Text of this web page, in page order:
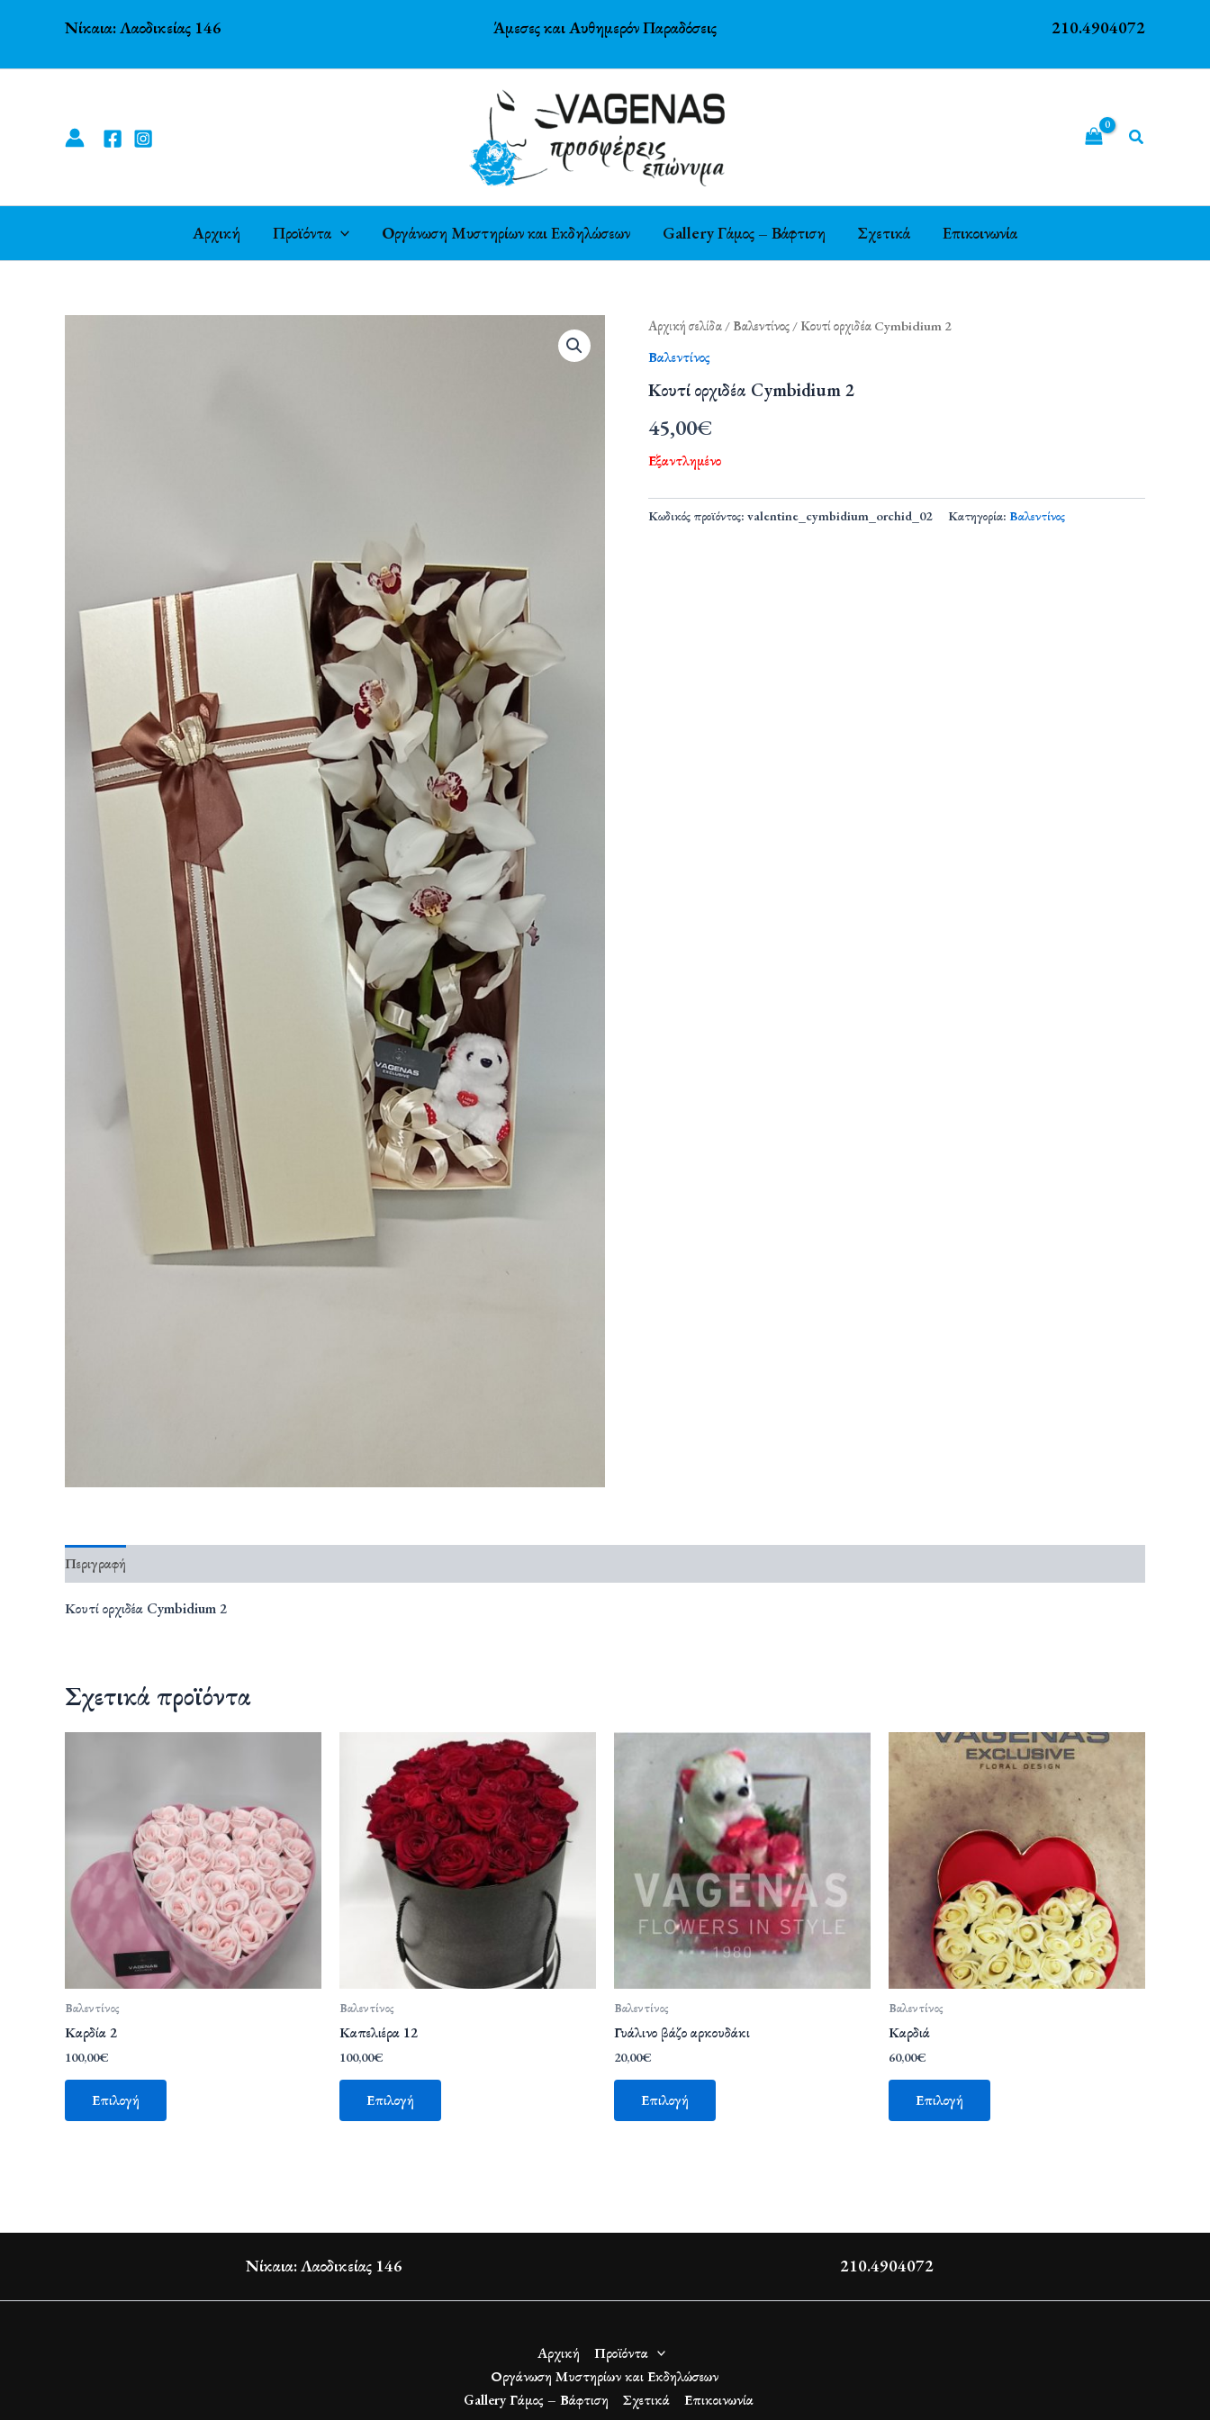
Νίκαια: Λαοδικείας 146 Άμεσες και Αυθημερόν Παραδόσεις 210.4904072
Αρχική Προϊόντα Οργάνωση Μυστηρίων και Εκδηλώσεων Gallery Γάμος – Βάφτιση Σχετικά Επικοινωνία
Αρχική σελίδα / Βαλεντίνος / Κουτί ορχιδέα Cymbidium 2
Βαλεντίνος
Κουτί ορχιδέα Cymbidium 2
45,00€
Εξαντλημένο
Κωδικός προϊόντος: valentine_cymbidium_orchid_02 Κατηγορία: Βαλεντίνος
Περιγραφή
Κουτί ορχιδέα Cymbidium 2
Σχετικά προϊόντα
Βαλεντίνος
Καρδία 2
100,00€
Επιλογή
Βαλεντίνος
Καπελιέρα 12
100,00€
Επιλογή
Βαλεντίνος
Γυάλινο βάζο αρκουδάκι
20,00€
Επιλογή
Βαλεντίνος
Καρδιά
60,00€
Επιλογή
Νίκαια: Λαοδικείας 146 210.4904072
Αρχική
Προϊόντα
Οργάνωση Μυστηρίων και Εκδηλώσεων
Gallery Γάμος – Βάφτιση
Σχετικά Επικοινωνία